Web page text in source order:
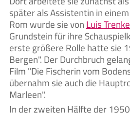
später als Assistentin in
Rom wurde sie vonLuis
Grundstein für ihre
erste größere Rolle hatte sie
Bergen". Der Durchbruch
Film "Die Fischerin vom
übernahm sie auch die
Marleen".
In der zweiten Hälfte der